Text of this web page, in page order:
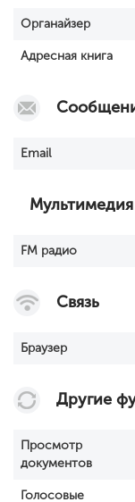
Органайзер
Адресная книга
Email
Мультимедия
FM радио
Связь
Браузер
Другие
Просмотр
документов
Голосовые